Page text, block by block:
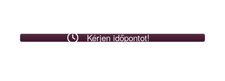
Kérjen időpontot!